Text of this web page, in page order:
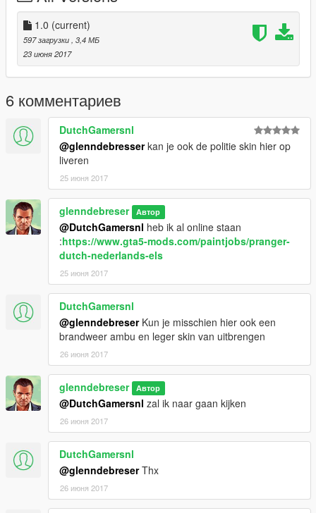
1.0 (current)
597 загрузки , 3,4 МБ
23 июня 2017
6 комментариев
DutchGamersnl
@glenndebresserkan je ook de politie skin hier op
liveren
25 июня 2017
glenndebreser Автор
@DutchGamersnl heb ik al online staan
:https://www.gta5-mods.com/paintjobs/pranger-
dutch-nederlands-els
25 июня 2017
DutchGamersnl
@glenndebreserKun je misschien hier ook een
brandweer ambu en leger skin van uitbrengen
26 июня 2017
glenndebreser Автор
@DutchGamersnl zal ik naar gaan kijken
26 июня 2017
DutchGamersnl
@glenndebreserThx
26 июня 2017